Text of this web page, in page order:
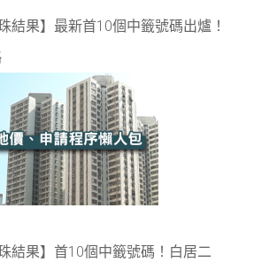
結果】最新首10個中籤號碼出爐！
結果】首10個中籤號碼！白居二